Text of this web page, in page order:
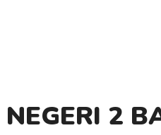
2